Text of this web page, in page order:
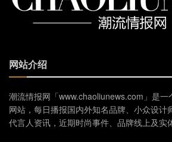
网站介绍
潮流情报网「www.chaoliunews.com」是一
网站，每日播报国内外知名品牌、小众设计
代言人资讯，近期时尚事件、品牌线上及实